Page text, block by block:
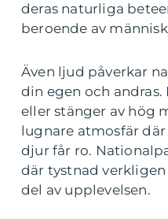
deras naturliga
beroende av
Även ljud påverkar
din egen och
eller stänger av hög
lugnare atmosfär
djur får ro.
där tystnad
del av upplevelsen.